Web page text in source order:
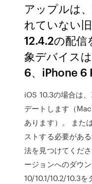
アップルは
れていない
12.4.2の配
象デバイス
6、iPhone 6
iOS 10.3の場合は
デートします（
あります）。 また
ストする必要があ
法を見つけてくだ
ージョンへのダウ
10/10.1/10.2/10.3